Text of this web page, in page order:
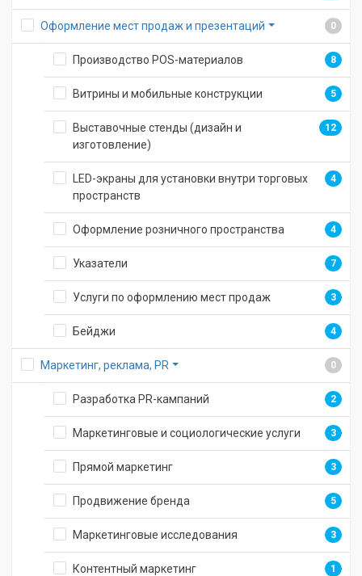
Оформление мест продаж и презентаций 0
Производство POS-материалов 8
Витрины и мобильные конструкции 5
Выставочные стенды (дизайн и
изготовление)
12
LED-экраны для установки внутри торговых
пространств
4
Оформление розничного пространства 4
Указатели 7
Услуги по оформлению мест продаж 3
Бейджи 4
Маркетинг, реклама, PR 0
Разработка PR-кампаний 2
Маркетинговые и социологические услуги 3
Прямой маркетинг 3
Продвижение бренда 5
Маркетинговые исследования 3
Контентный маркетинг 1